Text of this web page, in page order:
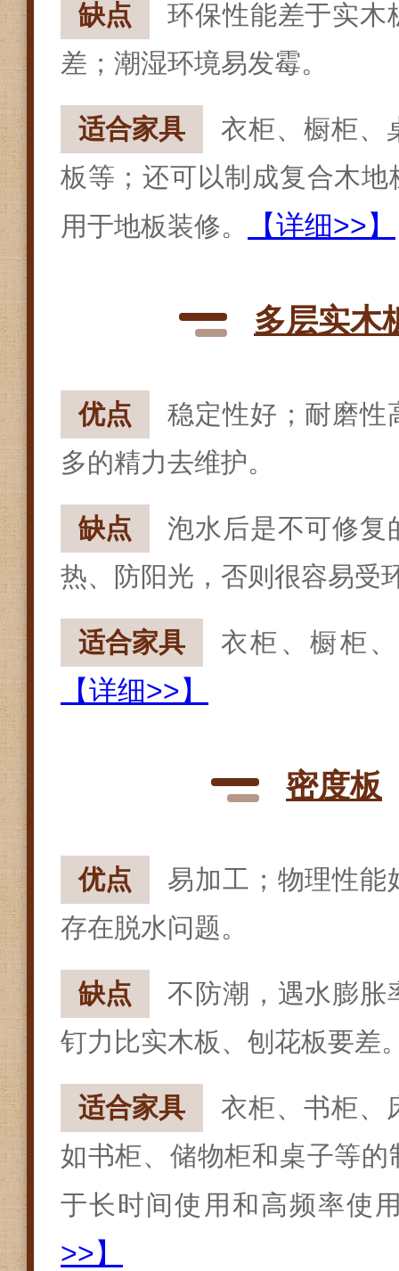
缺点
环保性能差于实木
差；潮湿环境易发霉。
适合家具
衣柜、橱柜、
板等；还可以制成复合木
用于地板装修。
【详细>>】
多层实木
优点
稳定性好；耐磨性
多的精力去维护。
缺点
泡水后是不可修复
热、防阳光，否则很容易受
适合家具 衣柜、橱柜
【详细>>】
密度板
优点
易加工；物理性能
存在脱水问题。
缺点
不防潮，遇水膨胀
钉力比实木板、刨花板要差
适合家具
衣柜、书柜、
如书柜、储物柜和桌子等
于长时间使用和高频率使
>>】